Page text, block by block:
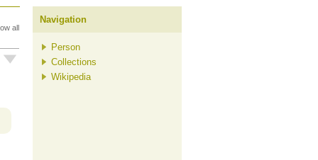
all
Navigation
Person
Collections
Wikipedia